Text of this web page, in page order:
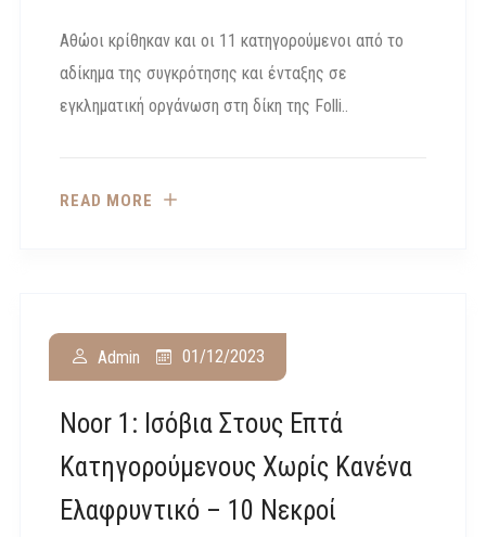
Αθώοι κρίθηκαν και οι 11 κατηγορούμενοι από το
αδίκημα της συγκρότησης και ένταξης σε
εγκληματική οργάνωση στη δίκη της Folli..
READ MORE
Noor 1: Ισόβια Στους Επτά
Κατηγορούμενους Χωρίς Κανένα
Ελαφρυντικό – 10 Νεκροί
Admin 01/12/2023